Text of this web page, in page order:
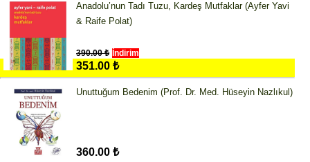
Anadolu’nun Tadı Tuzu, Kardeş Mutfaklar (Ayfer Yavi
& Raife Polat)
390.00 ₺ İndirim
351.00 ₺
Unuttuğum Bedenim (Prof. Dr. Med. Hüseyin Nazlıkul)
360.00 ₺